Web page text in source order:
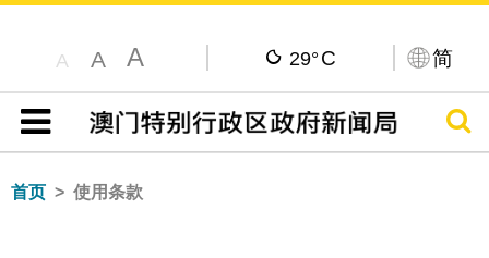
A A A 29° C 简
目录
搜寻
首页 使用条款